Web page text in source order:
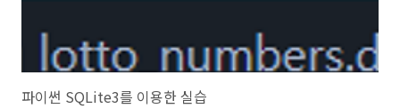
파이썬 SQLite3를 이용한 실습